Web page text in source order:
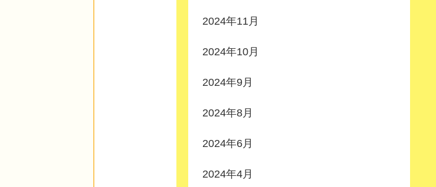
2024年11月
2024年10月
2024年9月
2024年8月
2024年6月
2024年4月